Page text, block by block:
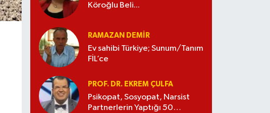
Köroğlu Beli...
RAMAZAN DEMİR
Ev sahibi Türkiye; Sunum/Tanım
FİL’ce
PROF. DR. EKREM ÇULFA
Psikopat, Sosyopat, Narsist
Partnerlerin Yaptığı 50